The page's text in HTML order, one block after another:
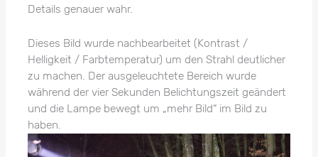
Details genauer wahr.
Dieses Bild wurde nachbearbeitet (Kontrast /
Helligkeit / Farbtemperatur) um den Strahl deutlicher
zu machen. Der ausgeleuchtete Bereich wurde
während der vier Sekunden Belichtungszeit geändert
und die Lampe bewegt um „mehr Bild“ im Bild zu
haben.